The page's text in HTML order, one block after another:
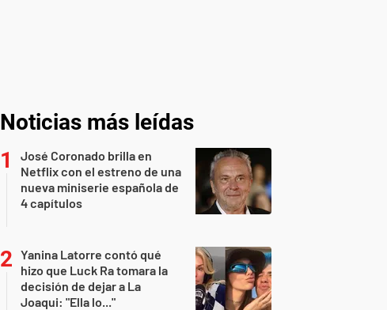
Noticias más leídas
José Coronado brilla en
Netflix con el estreno de una
nueva miniserie española de
4 capítulos
Yanina Latorre contó qué
hizo que Luck Ra tomara la
decisión de dejar a La
Joaqui: "Ella lo..."